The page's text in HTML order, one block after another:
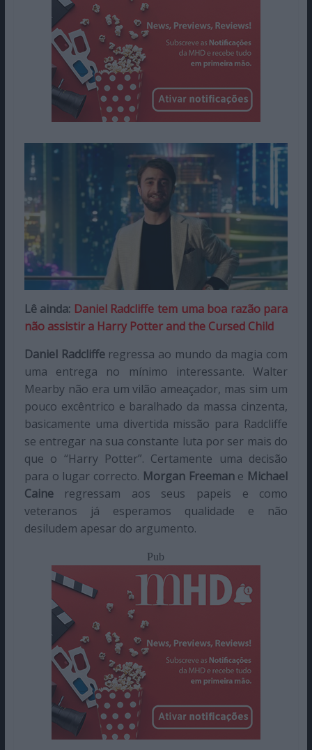
Lê ainda: Daniel Radcliffe tem uma boa razão para
não assistir a Harry Potter and the Cursed Child
Daniel Radclifferegressa ao mundo da magia com
uma entrega no mínimo interessante. Walter
Mearby não era um vilão ameaçador, mas sim um
pouco excêntrico e baralhado da massa cinzenta,
basicamente uma divertida missão para Radcliffe
se entregar na sua constante luta por ser mais do
que o “Harry Potter”. Certamente uma decisão
para o lugar correcto. Morgan Freeman e Michael
Caineregressam aos seus papeis e como
veteranos já esperamos qualidade e não
desiludem apesar do argumento.
Pub